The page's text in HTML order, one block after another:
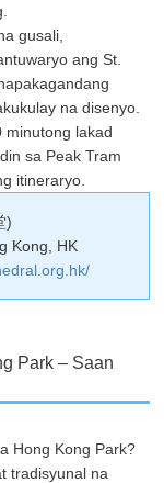
gusali,
ang St.
na disenyo.
minutong lakad
sa Peak Tram
itineraryo.
)
Kong, HK
Park – Saan
Hong Kong Park?
tradisyunal na